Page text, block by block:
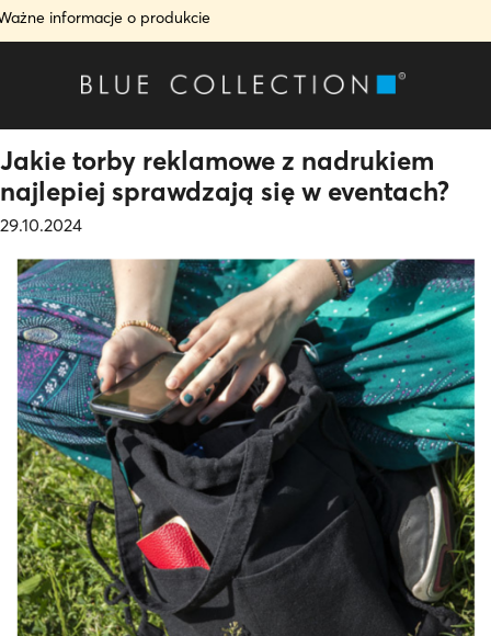
informacje o produkcie
Jakie torby reklamowe z nadrukiem
najlepiej sprawdzają się w eventach?
29.10.2024